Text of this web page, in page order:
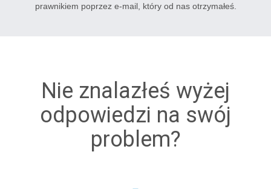
prawnikiem poprzez e-mail, który od nas otrzymałeś.
Nie znalazłeś wyżej
odpowiedzi na swój
problem?